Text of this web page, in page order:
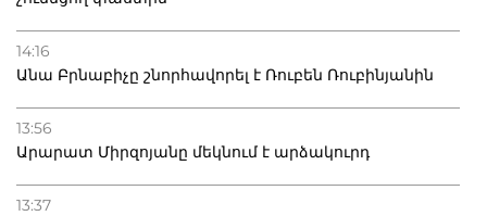
14:16
Անա Բրնաբիչը շնորհավորել է Ռուբեն Ռուբինյանին
13:56
Արարատ Միրզոյանը մեկնում է արձակուրդ
13:37
Բաքվի բանտից գեներալ Մանուկյանը դիմել է
Փաշինյանին